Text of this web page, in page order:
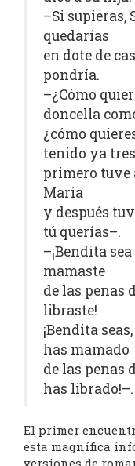
–Si
quedarías
en dote de
pondría.
–¿Cómo
doncella
¿cómo
tenido ya
primero
María
y después
tú querías–.
–¡Bendita
mamaste
de las
libraste!
¡Bendita
has mamado
de las
has librado!–.
El primer
esta magnífica
versiones de